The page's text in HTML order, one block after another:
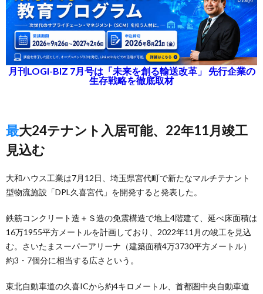
月刊LOGI-BIZ 7月号は「未来を創る輸送改革」 先行企業の
生存戦略を徹底取材
最大24テナント入居可能、22年11月竣工
見込む
大和ハウス工業は7月12日、埼玉県宮代町で新たなマルチテナント
型物流施設「DPL久喜宮代」を開発すると発表した。
鉄筋コンクリート造＋Ｓ造の免震構造で地上4階建て、延べ床面積は
16万1955平方メートルを計画しており、2022年11月の竣工を見込
む。さいたまスーパーアリーナ（建築面積4万3730平方メートル）
約3・7個分に相当する広さという。
東北自動車道の久喜ICから約4キロメートル、首都圏中央自動車道